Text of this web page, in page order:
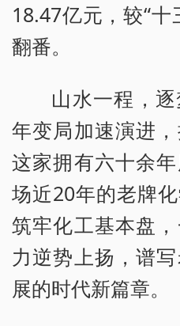
18.47亿元，较“
翻番。
山水一程，
年变局加速演进，
这家拥有六十余
场近20年的老牌
筑牢化工基本盘
力逆势上扬，谱
展的时代新篇章。